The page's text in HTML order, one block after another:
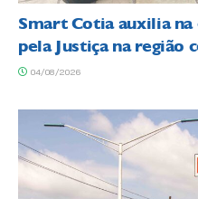
Smart Cotia auxilia
pela Justiça na região
04/08/2026